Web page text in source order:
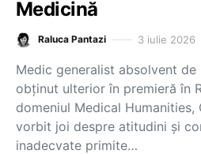
Medicină
Raluca Pantazi 3 iulie 2026
Medic generalist absolvent
obținut ulterior în premieră în
domeniul Medical Humanities,
vorbit joi despre atitudini și
inadecvate primite…